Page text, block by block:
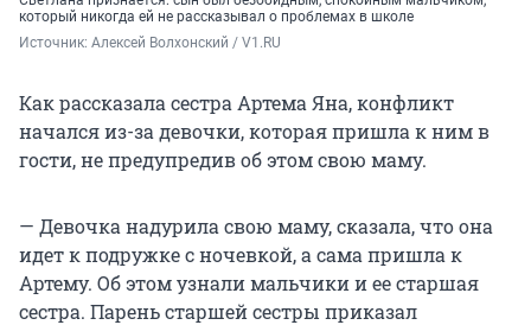
который никогда ей не рассказывал о проблемах в школе
Источник: Алексей Волхонский / V1.RU
Как рассказала сестра Артема Яна, конфликт
начался из-за девочки, которая пришла к ним в
гости, не предупредив об этом свою маму.
— Девочка надурила свою маму, сказала, что она
идет к подружке с ночевкой, а сама пришла к
Артему. Об этом узнали мальчики и ее старшая
сестра. Парень старшей сестры приказал